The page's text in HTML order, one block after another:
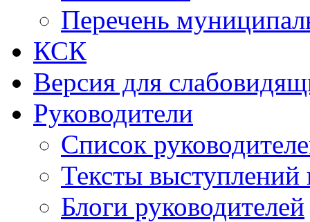
Перечень
КСК
Версия для
Руководители
Список
Тексты выступлений
Блоги руководителей